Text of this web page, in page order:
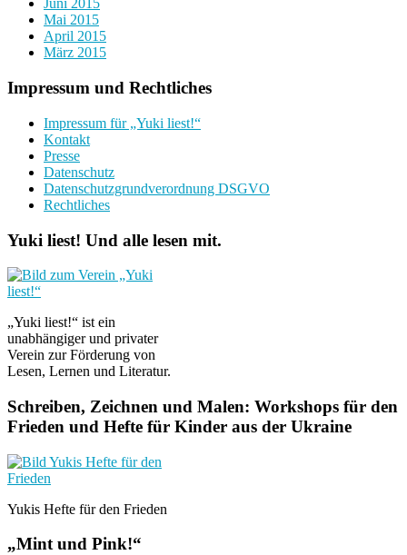
Juni 2015
Mai 2015
April 2015
März 2015
Impressum und Rechtliches
Impressum für „Yuki liest!“
Kontakt
Presse
Datenschutz
Datenschutzgrundverordnung DSGVO
Rechtliches
Yuki liest! Und alle lesen mit.
„Yuki liest!“ ist ein
unabhängiger und privater
Verein zur Förderung von
Lesen, Lernen und Literatur.
Schreiben, Zeichnen und Malen: Workshops für den
Frieden und Hefte für Kinder aus der Ukraine
Yukis Hefte für den Frieden
„Mint und Pink!“